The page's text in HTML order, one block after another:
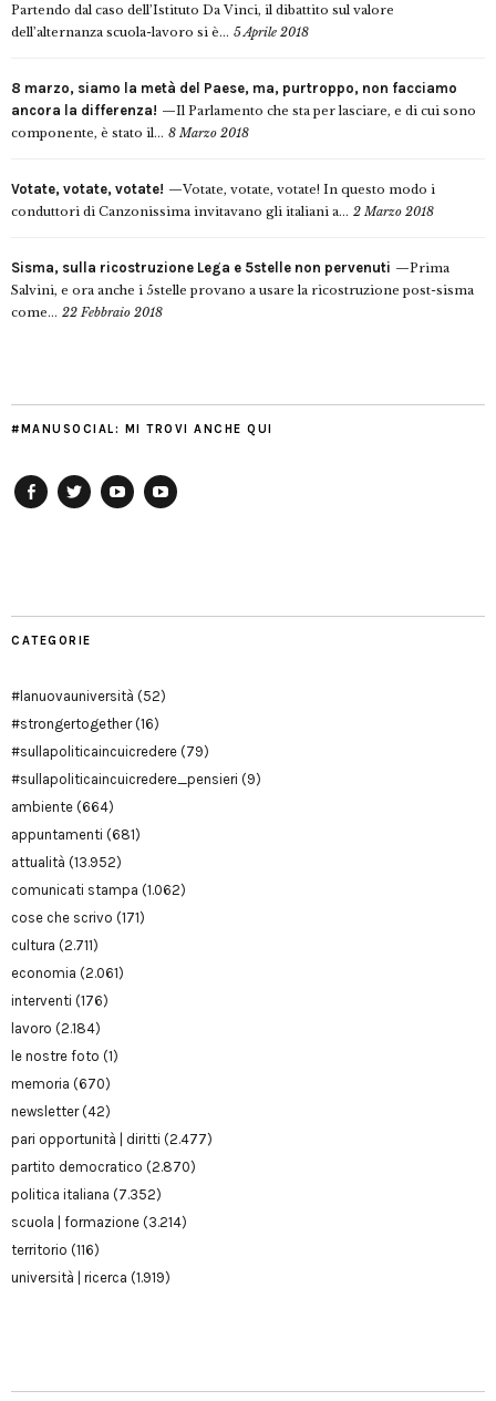
Partendo dal caso dell’Istituto Da Vinci, il dibattito sul valore
dell’alternanza scuola-lavoro si è... 5 Aprile 2018
8 marzo, siamo la metà del Paese, ma, purtroppo, non facciamo
ancora la differenza!
Il Parlamento che sta per lasciare, e di cui sono
componente, è stato il... 8 Marzo 2018
Votate, votate, votate!
Votate, votate, votate! In questo modo i
conduttori di Canzonissima invitavano gli italiani a... 2 Marzo 2018
Sisma, sulla ricostruzione Lega e 5stelle non pervenuti
Prima
Salvini, e ora anche i 5stelle provano a usare la ricostruzione post-sisma
come... 22 Febbraio 2018
#MANUSOCIAL: MI TROVI ANCHE QUI
CATEGORIE
#lanuovauniversità (52)
#strongertogether(16)
#sullapoliticaincuicredere (79)
#sullapoliticaincuicredere_pensieri (9)
ambiente (664)
appuntamenti (681)
attualità (13.952)
comunicati stampa (1.062)
cose che scrivo (171)
cultura (2.711)
economia (2.061)
interventi (176)
lavoro (2.184)
le nostre foto (1)
memoria (670)
newsletter(42)
pari opportunità | diritti (2.477)
partito democratico (2.870)
politica italiana (7.352)
scuola | formazione (3.214)
territorio (116)
università | ricerca (1.919)